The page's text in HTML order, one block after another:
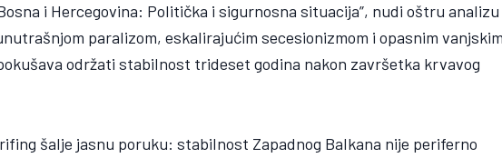
i Hercegovina: Politička i sigurnosna situacija”, nudi oštru analizu
paralizom, eskalirajućim secesionizmom i opasnim
održati stabilnost trideset godina nakon završetka krvavog
šalje jasnu poruku: stabilnost Zapadnog Balkana nije periferno